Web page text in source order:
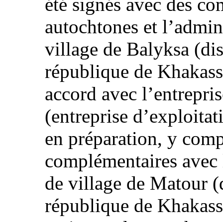
été signés avec des
autochtones et
village de Balyksa
république de
accord avec
(entreprise
en préparation, y
complémentaires
de village de Matour
république de